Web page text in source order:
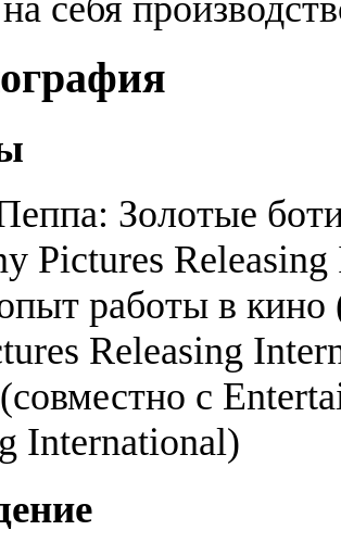
Золотые
Pictures
работы в кино
Releasing
с
International)